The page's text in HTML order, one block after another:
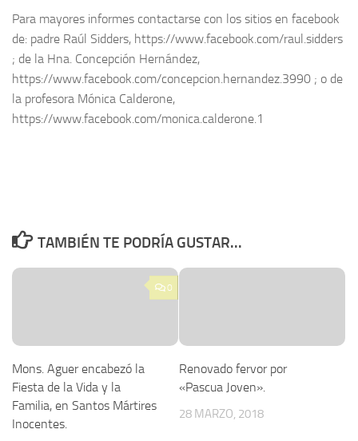
Para mayores informes contactarse con los sitios en facebook
de: padre Raúl Sidders, https://www.facebook.com/raul.sidders
; de la Hna. Concepción Hernández,
https://www.facebook.com/concepcion.hernandez.3990 ; o de
la profesora Mónica Calderone,
https://www.facebook.com/monica.calderone.1
TAMBIÉN TE PODRÍA GUSTAR...
0
Mons. Aguer encabezó la
Fiesta de la Vida y la
Familia, en Santos Mártires
Inocentes.
Renovado fervor por
«Pascua Joven».
28 MARZO, 2018